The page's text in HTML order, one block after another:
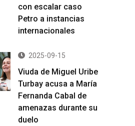
con escalar caso
Petro a instancias
internacionales
2025-09-15
Viuda de Miguel Uribe
Turbay acusa a María
Fernanda Cabal de
amenazas durante su
duelo